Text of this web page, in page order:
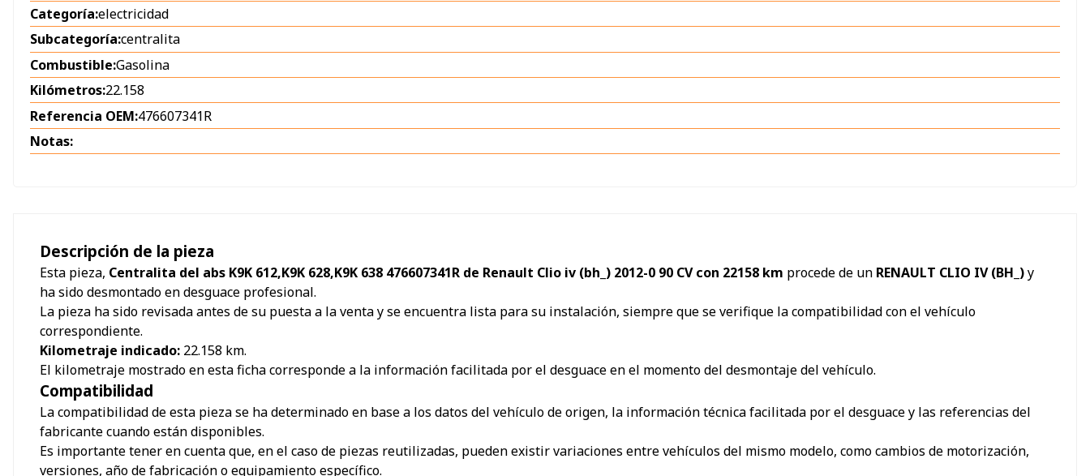
Categoría:electricidad
Subcategoría:centralita
Combustible:Gasolina
Kilómetros:22.158
Referencia OEM:476607341R
Notas:
Descripción de la pieza
Esta pieza, Centralita del abs K9K 612,K9K 628,K9K 638 476607341R de Renault Clio iv (bh_) 2012-0 90 CV con 22158 km procede de un RENAULT CLIO IV (BH_)y
ha sido desmontado en desguace profesional.
La pieza ha sido revisada antes de su puesta a la venta y se encuentra lista para su instalación, siempre que se verifique la compatibilidad con el vehículo
correspondiente.
Kilometraje indicado: 22.158 km.
El kilometraje mostrado en esta ficha corresponde a la información facilitada por el desguace en el momento del desmontaje del vehículo.
Compatibilidad
La compatibilidad de esta pieza se ha determinado en base a los datos del vehículo de origen, la información técnica facilitada por el desguace y las referencias del
fabricante cuando están disponibles.
Es importante tener en cuenta que, en el caso de piezas reutilizadas, pueden existir variaciones entre vehículos del mismo modelo, como cambios de motorización,
versiones, año de fabricación o equipamiento específico.